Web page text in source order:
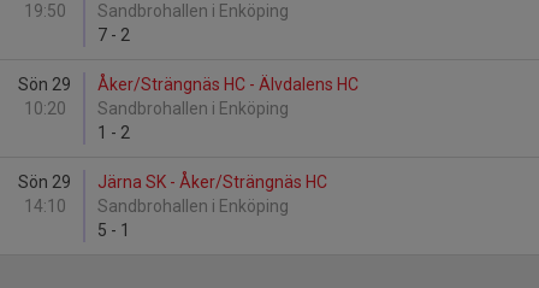
19:50
Sandbrohallen i Enköping
7 - 2
Sön 29
10:20
Åker/Strängnäs HC - Älvdalens HC
Sandbrohallen i Enköping
1 - 2
Sön 29
14:10
Järna SK - Åker/Strängnäs HC
Sandbrohallen i Enköping
5 - 1